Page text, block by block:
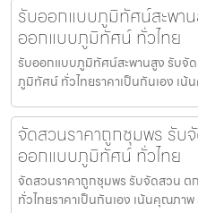
รับออกแบบภูมิทัศน์สะพา
ออกแบบภูมิทัศน์ ทั่วไทย
รับออกแบบภูมิทัศน์สะพานสูง รับ
ภูมิทัศน์ ทั่วไทยราคาเป็นกันเอง เ
จัดสวนราคาถูกชุมพร รับ
ออกแบบภูมิทัศน์ ทั่วไทย
จัดสวนราคาถูกชุมพร รับจัดสวน
ทั่วไทยราคาเป็นกันเอง เน้นคุณภา